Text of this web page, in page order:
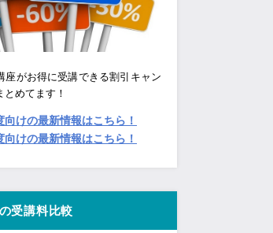
座がお得に受講できる割引キャン
めてます！
向けの最新情報はこちら！
向けの最新情報はこちら！
受講料比較